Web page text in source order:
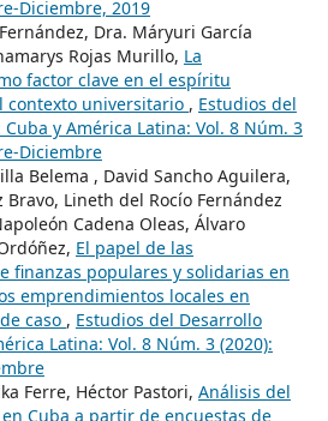
Diciembre, 2019
Dra. Máryuri García
Rojas Murillo, La
factor clave en el espíritu
contexto universitario , Estudios del
y América Latina: Vol. 8 Núm. 3
Diciembre
Belema , David Sancho Aguilera,
Bravo, Lineth del Rocío Fernández
Cadena Oleas, Álvaro
El papel de las
finanzas populares y solidarias en
emprendimientos locales en
caso , Estudios del Desarrollo
Latina: Vol. 8 Núm. 3 (2020):
Ferre, Héctor Pastori, Análisis del
Cuba a partir de encuestas de